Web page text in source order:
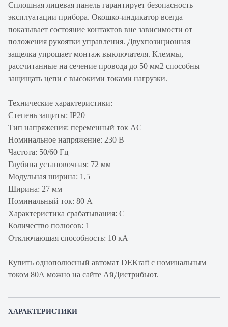
Сплошная лицевая панель гарантирует безопасность
эксплуатации прибора. Окошко-индикатор всегда
показывает состояние контактов вне зависимости от
положения рукоятки управления. Двухпозиционная
защелка упрощает монтаж выключателя. Клеммы,
рассчитанные на сечение провода до 50 мм2 способны
защищать цепи с высокими токами нагрузки.
Технические характеристики:
Степень защиты: IP20
Тип напряжения: переменный ток AC
Номинальное напряжение: 230 В
Частота: 50/60 Гц
Глубина установочная: 72 мм
Модульная ширина: 1,5
Ширина: 27 мм
Номинальный ток: 80 А
Характеристика срабатывания: C
Количество полюсов: 1
Отключающая способность: 10 кА
Купить однополюсный автомат DEKraft с номинальным
током 80А можно на сайте АйДистрибьют.
ХАРАКТЕРИСТИКИ